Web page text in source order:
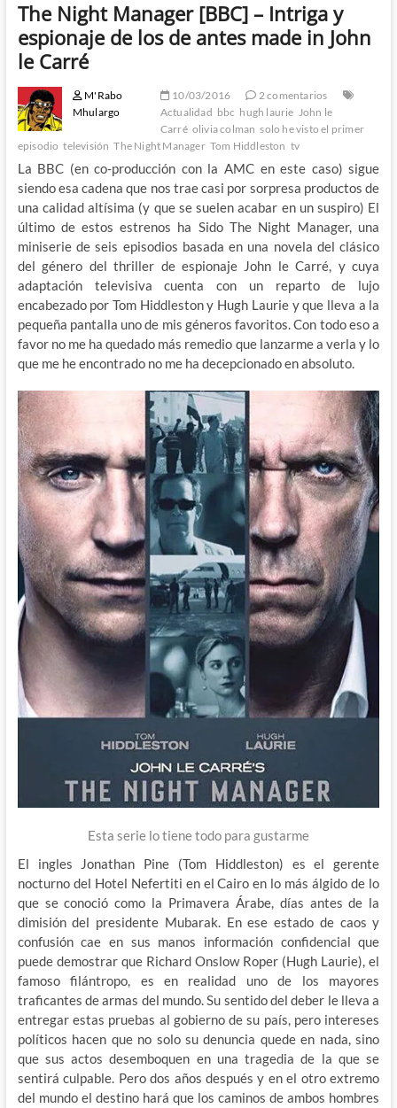
The Night Manager [BBC] – Intriga y
espionaje de los de antes made in John
le Carré
M'Rabo
Mhulargo
10/03/2016
2 comentarios
Actualidad bbc hugh laurie John le
Carré olivia colman solo he visto el primer
episodio televisión The Night Manager Tom Hiddleston tv
La BBC (en co-producción con la AMC en este caso) sigue
siendo esa cadena que nos trae casi por sorpresa productos de
una calidad altísima (y que se suelen acabar en un suspiro) El
último de estos estrenos ha Sido The Night Manager, una
miniserie de seis episodios basada en una novela del clásico
del género del thriller de espionaje John le Carré, y cuya
adaptación televisiva cuenta con un reparto de lujo
encabezado por Tom Hiddleston y Hugh Laurie y que lleva a la
pequeña pantalla uno de mis géneros favoritos. Con todo eso a
favor no me ha quedado más remedio que lanzarme a verla y lo
que me he encontrado no me ha decepcionado en absoluto.
Esta serie lo tiene todo para gustarme
El ingles Jonathan Pine (Tom Hiddleston) es el gerente
nocturno del Hotel Nefertiti en el Cairo en lo más álgido de lo
que se conoció como la Primavera Árabe, días antes de la
dimisión del presidente Mubarak. En ese estado de caos y
confusión cae en sus manos información confidencial que
puede demostrar que Richard Onslow Roper (Hugh Laurie), el
famoso filántropo, es en realidad uno de los mayores
traficantes de armas del mundo. Su sentido del deber le lleva a
entregar estas pruebas al gobierno de su país, pero intereses
políticos hacen que no solo su denuncia quede en nada, sino
que sus actos desemboquen en una tragedia de la que se
sentirá culpable. Pero dos años después y en el otro extremo
del mundo el destino hará que los caminos de ambos hombres